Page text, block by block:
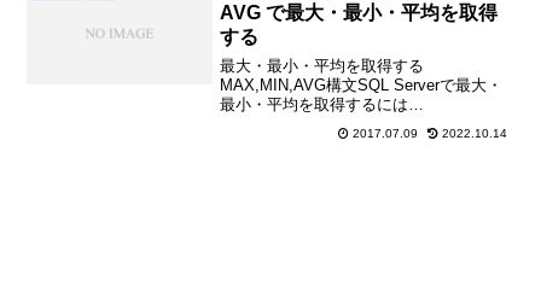
AVG で最大・最小・平均を取得
する
最大・最小・平均を取得する
MAX,MIN,AVG構文SQL Serverで最大・
最小・平均を取得するには
MAX,MIN,AVGを使用します。MAX(列)列
の最大値を取得します。MIN(列)列の最小
2017.07.09 2022.10.14